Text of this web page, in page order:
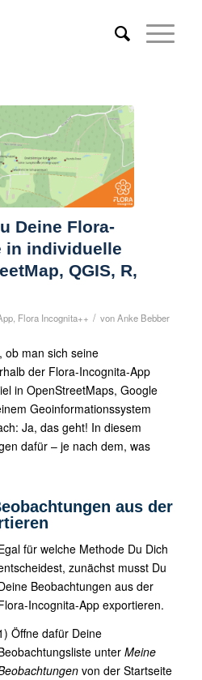
Deine Flora-
in individuelle
QGIS, R,
, Flora Incognita++ / vonAnke Bebber
ob man sich seine
der Flora-Incognita-App
in OpenStreetMaps, Google
Geoinformationssystem
Ja, das geht! In diesem
dafür – je nach dem, was
aus der
für welche Methode Du Dich
zunächst musst Du
Beobachtungen aus der
Incognita-App exportieren.
Öffne dafür Deine
unterMeine
von der Startseite